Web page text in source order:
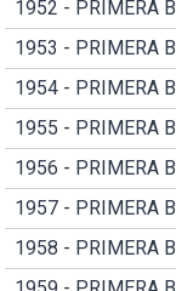
1952 - PRIMERA B
1953 - PRIMERA B
1954 - PRIMERA B
1955 - PRIMERA B
1956 - PRIMERA B
1957 - PRIMERA B
1958 - PRIMERA B